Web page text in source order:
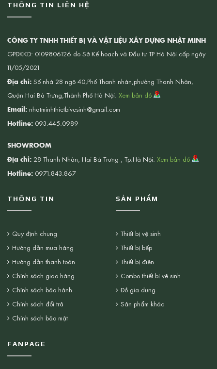
THÔNG TIN LIÊN HỆ
CÔNG TY TNHH THIẾT BỊ VÀ VẬT LIỆU XÂY DỰNG NHẬT MINH
GPĐKKD: 0109806126 do Sở Kế hoạch và Đầu tư TP Hà Nội cấp ngày
11/05/2021
Địa chỉ: Số nhà 28 ngõ 40,Phố Thanh nhàn,phường Thanh Nhàn,
Quận Hai Bà Trưng,Thành Phố Hà Nội. Xem bản đồ
Email: nhatminhthietbivesinh@gmail.com
Hotline: 093.445.0989
SHOWROOM
Địa chỉ: 28 Thanh Nhàn, Hai Bà Trưng , Tp.Hà Nội. Xem bản đồ
Hotline: 0971.843.867
THÔNG TIN
Quy định chung
Hướng dẫn mua hàng
Hướng dẫn thanh toán
Chính sách giao hàng
Chính sách bảo hành
Chính sách đổi trả
Chính sách bảo mật
SẢN PHẨM
Thiết bị vệ sinh
Thiết bị bếp
Thiết bị điện
Combo thiết bị vệ sinh
Đồ gia dụng
Sản phẩm khác
FANPAGE